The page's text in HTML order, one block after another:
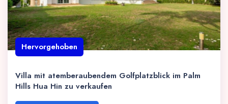
Hervorgehoben
Villa mit atemberaubendem Golfplatzblick im Palm
Hills Hua Hin zu verkaufen